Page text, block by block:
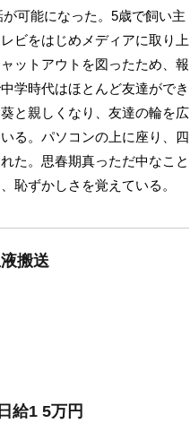
可能になった。5歳で飼い主
ビをはじめメディアに取り上
ットアウトを図ったため、報
学時代はほとんど友達ができ
と親しくなり、友達の輪を広
る。パソコンの上に座り、四
た。思春期真っただ中なこと
恥ずかしさを覚えている。
搬送
給1 5万円